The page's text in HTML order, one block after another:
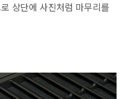
상단에 사진처럼 마무리를